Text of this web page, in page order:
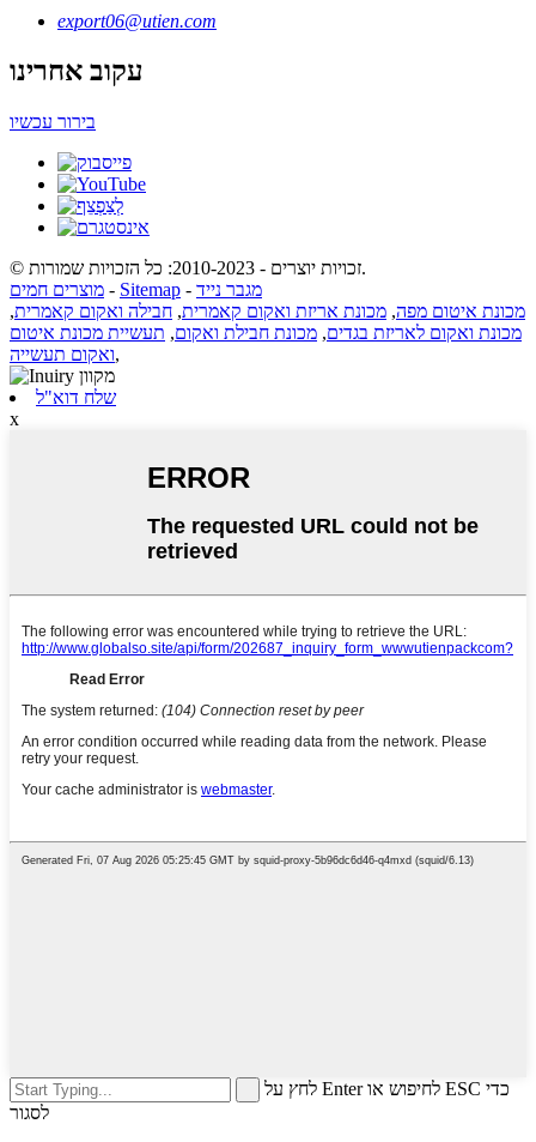
export06@utien.com
עקוב אחרינו
בירור עכשיו
© זכויות יוצרים - 2010-2023: כל הזכויות שמורות.
מוצרים חמים - Sitemap - מגבר נייד
מכונת איטום מפה, מכונת אריזת ואקום קאמרית, חבילה ואקום קאמרית,
מכונת ואקום לאריזת בגדים, מכונת חבילת ואקום, תעשיית מכונת איטום
ואקום תעשייה,
שלח דוא"ל
x
לחץ על Enter לחיפוש או ESC כדי
לסגור